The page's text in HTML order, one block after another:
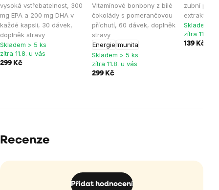
vysoká vstřebatelnost, 300
mg EPA a 200 mg DHA v
každé kapsli, 30 dávek,
doplněk stravy
Skladem > 5 ks
zítra 11.8. u vás
299 Kč
Vitamínové bonbony z bílé
čokolády s pomerančovou
příchutí, 60 dávek, doplněk
stravy
EnergieImunita
Skladem > 5 ks
zítra 11.8. u vás
299 Kč
zubní
extrakty z
Skladem >
zítra 11.8. u
139 Kč
Recenze
Přidat hodnocení